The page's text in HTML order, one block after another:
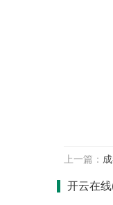
上一篇：
开云在